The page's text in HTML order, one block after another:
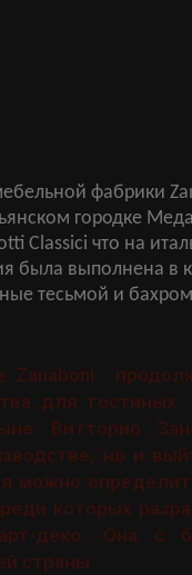
фабрики
городке
Classici что на
была выполнена в
тесьмой и
Zanaboni
для
Витторио
но и
можно
которых
деко. Она с
страны.